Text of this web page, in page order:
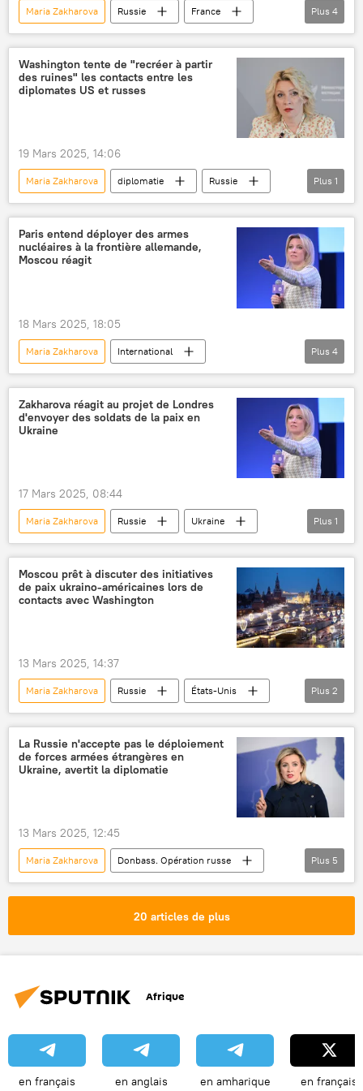
Maria Zakharova Russie
France
Gérald Darmanin
terrorisme
Moyen-Orient
Sahel
Plus 4
Washington tente de "recréer à partir
des ruines" les contacts entre les
diplomates US et russes
19 Mars 2025, 14:06
Maria Zakharova diplomatie
Russie
États-Unis
Plus 1
Paris entend déployer des armes
nucléaires à la frontière allemande,
Moscou réagit
18 Mars 2025, 18:05
Maria Zakharova
International
Emmanuel Macron
nucléaire
armes nucléaires
Rafale
Plus 4
Zakharova réagit au projet de Londres
d'envoyer des soldats de la paix en
Ukraine
17 Mars 2025, 08:44
Maria Zakharova Russie
Ukraine
Royaume-Uni
Plus 1
Moscou prêt à discuter des initiatives
de paix ukraino-américaines lors de
contacts avec Washington
13 Mars 2025, 14:37
Maria Zakharova Russie
États-Unis
Ukraine
conflit ukrainien
Plus 2
La Russie n'accepte pas le déploiement
de forces armées étrangères en
Ukraine, avertit la diplomatie
13 Mars 2025, 12:45
Maria Zakharova
Donbass. Opération russe
Ukraine
conflit ukrainien
Russie
Plus 5
20 articles de plus
Afrique
en français en anglais en amharique en français